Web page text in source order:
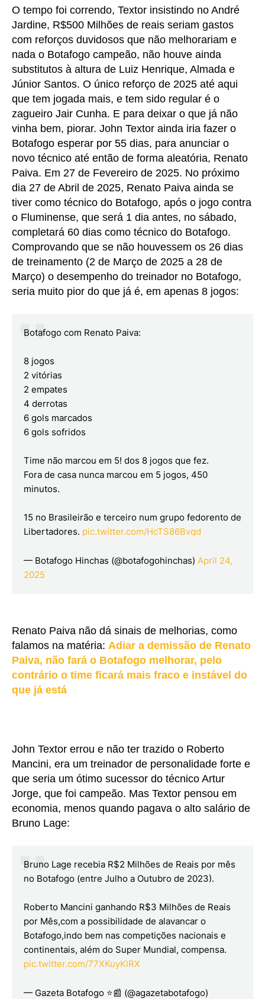
O tempo foi correndo, Textor insistindo no André
Jardine, R$500 Milhões de reais seriam gastos
com reforços duvidosos que não melhorariam e
nada o Botafogo campeão, não houve ainda
substitutos à altura de Luiz Henrique, Almada e
Júnior Santos. O único reforço de 2025 até aqui
que tem jogada mais, e tem sido regular é o
zagueiro Jair Cunha. E para deixar o que já não
vinha bem, piorar. John Textor ainda iria fazer o
Botafogo esperar por 55 dias, para anunciar o
novo técnico até então de forma aleatória, Renato
Paiva. Em 27 de Fevereiro de 2025. No próximo
dia 27 de Abril de 2025, Renato Paiva ainda se
tiver como técnico do Botafogo, após o jogo contra
o Fluminense, que será 1 dia antes, no sábado,
completará 60 dias como técnico do Botafogo.
Comprovando que se não houvessem os 26 dias
de treinamento (2 de Março de 2025 a 28 de
Março) o desempenho do treinador no Botafogo,
seria muito pior do que já é, em apenas 8 jogos:
Botafogo com Renato Paiva:
8 jogos
2 vitórias
2 empates
4 derrotas
6 gols marcados
6 gols sofridos
Time não marcou em 5! dos 8 jogos que fez.
Fora de casa nunca marcou em 5 jogos, 450
minutos.
15 no Brasileirão e terceiro num grupo fedorento de
Libertadores. pic.twitter.com/HcTS86Bvqd
— Botafogo Hinchas (@botafogohinchas) April 24,
2025
Renato Paiva não dá sinais de melhorias, como
falamos na matéria: Adiar a demissão de Renato
Paiva, não fará o Botafogo melhorar, pelo
contrário o time ficará mais fraco e instável do
que já está
John Textor errou e não ter trazido o Roberto
Mancini, era um treinador de personalidade forte e
que seria um ótimo sucessor do técnico Artur
Jorge, que foi campeão. Mas Textor pensou em
economia, menos quando pagava o alto salário de
Bruno Lage:
Bruno Lage recebia R$2 Milhões de Reais por mês
no Botafogo (entre Julho a Outubro de 2023).
Roberto Mancini ganhando R$3 Milhões de Reais
por Mês,com a possibilidade de alavancar o
Botafogo,indo bem nas competições nacionais e
continentais, além do Super Mundial, compensa.
pic.twitter.com/77XKuyKlRX
— Gazeta Botafogo ⭐📰 (@agazetabotafogo)